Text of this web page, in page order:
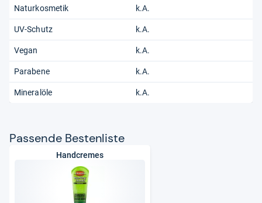
Naturkosmetik k.A.
UV-Schutz k.A.
Vegan k.A.
Parabene k.A.
Mineralöle k.A.
Pas­sende Bes­ten­liste
Handcremes